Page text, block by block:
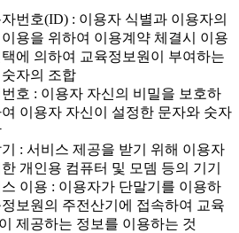
번호(ID) : 이용자 식별과 이용자의
용을 위하여 이용계약 체결시 이용
에 의하여 교육정보원이 부여하는
자의 조합
호 : 이용자 자신의 비밀을 보호하
이용자 자신이 설정한 문자와 숫자
: 서비스 제공을 받기 위해 이용자
개인용 컴퓨터 및 모뎀 등의 기기
이용 : 이용자가 단말기를 이용하
보원의 주전산기에 접속하여 교육
제공하는 정보를 이용하는 것